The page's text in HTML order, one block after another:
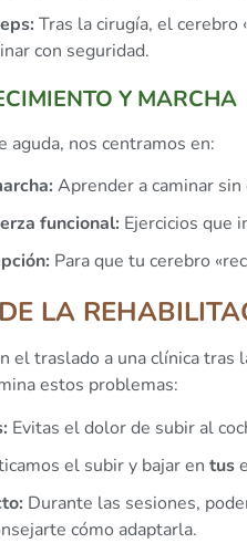
Tras la cirugía, el
con seguridad.
Y MARCHA
aguda, nos centramos en:
Aprender a caminar
funcional: Ejercicios que
Para que tu cerebro
LA
el traslado a una clínica
estos problemas:
Evitas el dolor de subir al
el subir y bajar en tus
Durante las sesiones,
cómo adaptarla.